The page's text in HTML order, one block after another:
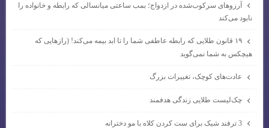
آرزوهای سرکوب‌شده در ازدواج؛ بمب ساعتی میانسالی که رابطه و خانواده را
نابود می‌کند
۱۹ قانون طلایی که رابطه عاطفی شما را تا ابد بیمه می‌کند! (رازهایی که
هیچکس به شما نمی‌گوید
عادت‌های کوچک، تغییرات بزرگ
چک‌لیست طلایی زندگی هدفمند
3 ترفند شیک برای ست کردن کلاه با مو دخترانه